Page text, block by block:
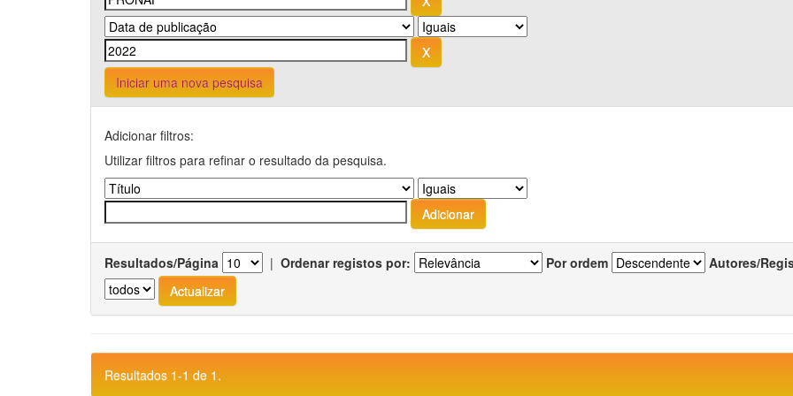
Iniciar uma nova pesquisa
Adicionar filtros:
Utilizar filtros para refinar o resultado da pesquisa.
Resultados/Página | Ordenar registos por: Por ordem Autores/
Resultados 1-1 de 1.